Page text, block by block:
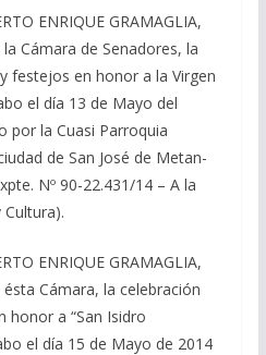
ENRIQUE GRAMAGLIA,
Cámara de Senadores, la
festejos en honor a la Virgen
el día 13 de Mayo del
por la Cuasi Parroquia
de San José de Metan-
Nº 90-22.431/14 – A la
ENRIQUE GRAMAGLIA,
Cámara, la celebración
honor a “San Isidro
el día 15 de Mayo de 2014